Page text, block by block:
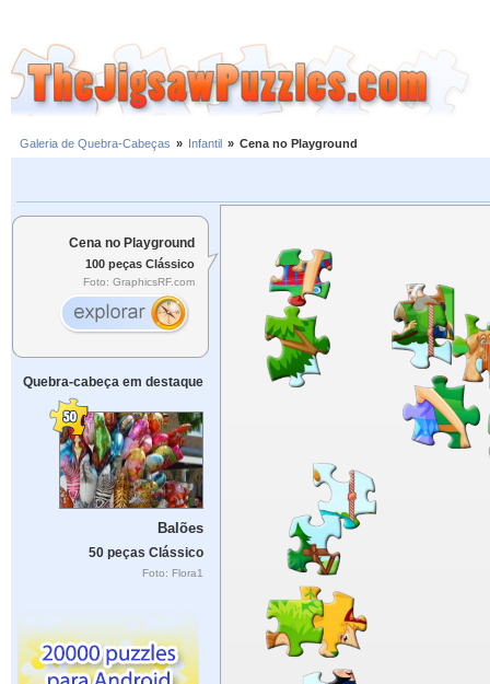
Galeria de Quebra-Cabeças » Infantil » Cena no Playground
Cena no Playground
100 peças Clássico
Foto: GraphicsRF.com
Quebra-cabeça em destaque
Balões
50 peças Clássico
Foto: Flora1